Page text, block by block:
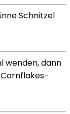
Schnitzel
wenden, dann